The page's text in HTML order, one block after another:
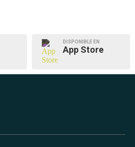
DISPONIBLE EN
App Store